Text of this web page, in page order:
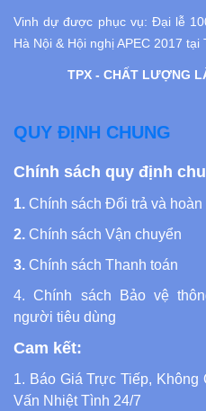
Vinh dự được phục vụ:Đại lễ
Hà Nội & Hội nghị APEC 2017 tại
TPX - CHẤT LƯỢNG
QUY ĐỊNH CHUNG
Chính sách quy định
1. Chính sách Đổi trả và hoàn
2. Chính sách Vận chuyển
3. Chính sách Thanh toán
4. Chính sách Bảo vệ
người tiêu dùng
Cam kết:
1. Báo Giá Trực Tiếp, Không
Vấn Nhiệt Tình 24/7